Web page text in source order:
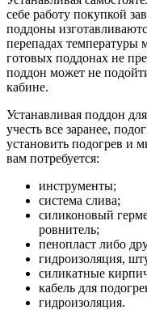
себе работу покупкой
поддоны
перепадах температуры
готовых поддонах не
поддон может не
кабине.
Устанавливая поддон
учесть все заранее,
установить подогрев и
вам потребуется:
инструменты;
система слива;
силиконовый
ровнитель;
пенопласт либо
гидроизоляция,
силикатные
кабель для
гидроизоляция.